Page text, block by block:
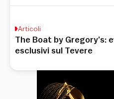
Articoli
The Boat by Gregory’s:
esclusivi sul Tevere